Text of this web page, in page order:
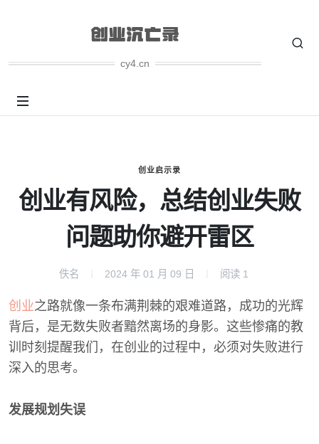
cy4.cn
创业启示录
创业有风险，总结创业失败
问题助你避开雷区
佚名 2024 年 01 月 09 日 阅读 1
创业之路就像一条布满荆棘的艰难道路，成功的光辉
背后，是无数失败者黯然离场的身影。这些惨痛的教
训时刻提醒我们，在创业的过程中，必须对失败进行
深入的思考。
发展规划失误